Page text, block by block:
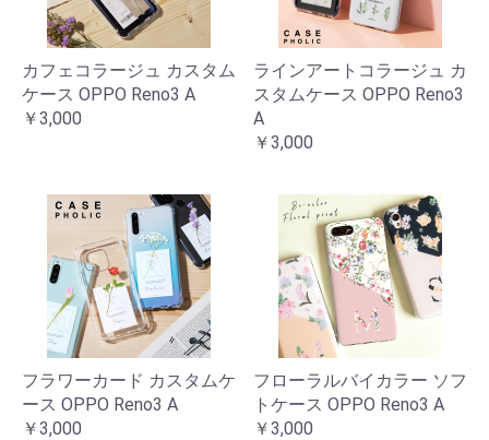
カフェコラージュ カスタム
ケース OPPO Reno3 A
￥3,000
ラインアートコラージュ カ
スタムケース OPPO Reno3
A
￥3,000
フラワーカード カスタムケ
ース OPPO Reno3 A
￥3,000
フローラルバイカラー ソフ
トケース OPPO Reno3 A
￥3,000